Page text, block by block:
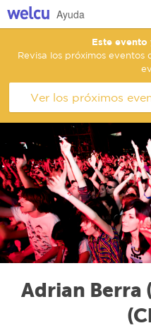
Ayuda
Este
Revisa los próximos
Ver los próximos
Adrian Berra